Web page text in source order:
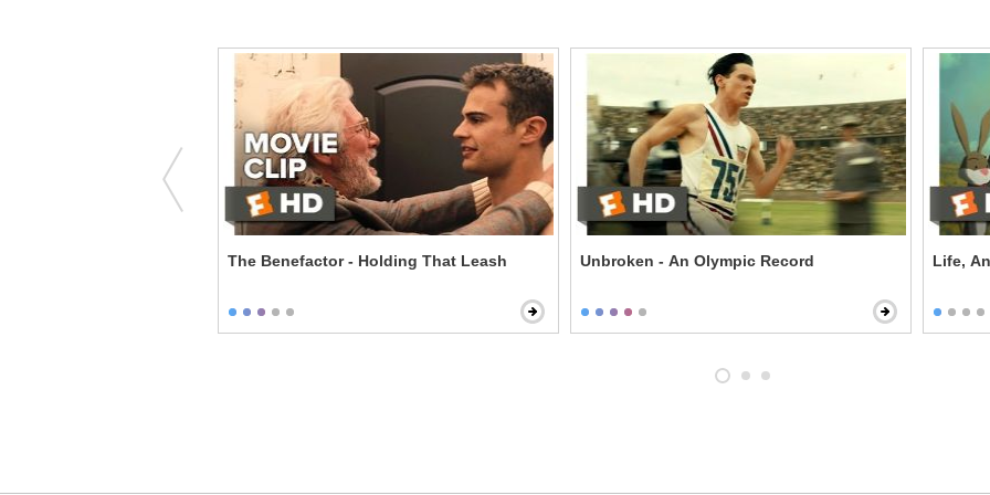
The Benefactor - Holding That Leash Unbroken - An Olympic Record Life,